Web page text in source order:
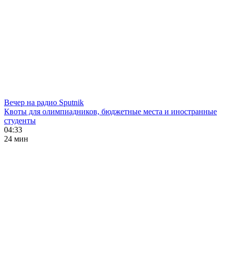
Вечер на радио Sputnik
Квоты для олимпиадников, бюджетные места и иностранные
студенты
04:33
24 мин